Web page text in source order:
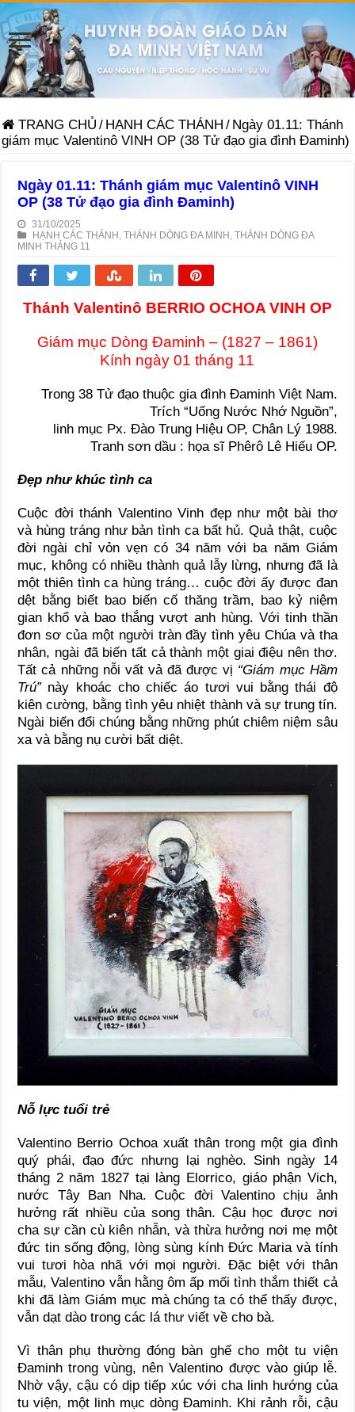
TRANG CHỦ / HẠNH CÁC THÁNH / Ngày 01.11: Thánh
giám mục Valentinô VINH OP (38 Tử đạo gia đình Đaminh)
Ngày 01.11: Thánh giám mục Valentinô VINH
OP (38 Tử đạo gia đình Đaminh)
31/10/2025
HẠNH CÁC THÁNH ,THÁNH DÒNG ĐA MINH ,THÁNH DÒNG ĐA
MINH THÁNG 11
Thánh Valentinô BERRIO OCHOA VINH OP
Giám mục Dòng Đaminh – (1827 – 1861)
Kính ngày 01 tháng 11
Trong 38 Tử đạo thuộc gia đình Đaminh Việt Nam.
Trích “Uống Nước Nhớ Nguồn”,
linh mục Px. Đào Trung Hiệu OP, Chân Lý 1988.
Tranh sơn dầu : họa sĩ Phêrô Lê Hiếu OP.
Đẹp như khúc tình ca
Cuộc đời thánh Valentino Vinh đẹp như một bài thơ
và hùng tráng như bản tình ca bất hủ. Quả thật, cuộc
đời ngài chỉ vỏn vẹn có 34 năm với ba năm Giám
mục, không có nhiều thành quả lẫy lừng, nhưng đã là
một thiên tình ca hùng tráng… cuộc đời ấy được đan
dệt bằng biết bao biến cố thăng trầm, bao kỷ niệm
gian khổ và bao thắng vượt anh hùng. Với tinh thần
đơn sơ của một người tràn đầy tình yêu Chúa và tha
nhân, ngài đã biến tất cả thành một giai điệu nên thơ.
Tất cả những nỗi vất vả đã được vị “Giám mục Hầm
Trú”này khoác cho chiếc áo tươi vui bằng thái độ
kiên cường, bằng tình yêu nhiệt thành và sự trung tín.
Ngài biến đổi chúng bằng những phút chiêm niệm sâu
xa và bằng nụ cười bất diệt.
Nỗ lực tuổi trẻ
Valentino Berrio Ochoa xuất thân trong một gia đình
quý phái, đạo đức nhưng lại nghèo. Sinh ngày 14
tháng 2 năm 1827 tại làng Elorrico, giáo phận Vich,
nước Tây Ban Nha. Cuộc đời Valentino chịu ảnh
hưởng rất nhiều của song thân. Cậu học được nơi
cha sự cần cù kiên nhẫn, và thừa hưởng nơi mẹ một
đức tin sống động, lòng sùng kính Đức Maria và tính
vui tươi hòa nhã với mọi người. Đặc biệt với thân
mẫu, Valentino vẫn hằng ôm ấp mối tình thắm thiết cả
khi đã làm Giám mục mà chúng ta có thể thấy được,
vẫn dạt dào trong các lá thư viết về cho bà.
Vì thân phụ thường đóng bàn ghế cho một tu viện
Đaminh trong vùng, nên Valentino được vào giúp lễ.
Nhờ vậy, cậu có dịp tiếp xúc với cha linh hướng của
tu viện, một linh mục dòng Đaminh. Khi rảnh rỗi, cậu